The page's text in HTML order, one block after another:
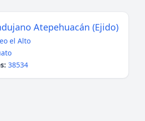
Atepehuacán (Ejido)
el Alto
38534